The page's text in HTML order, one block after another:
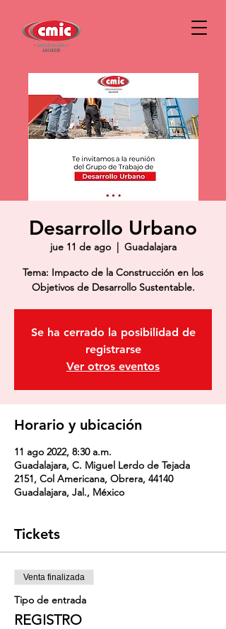
Desarrollo Urbano
jue 11 de ago
  |
Guadalajara
Tema: Impacto de la Construcción en los
Objetivos de Desarrollo Sustentable.
Se ha cerrado la posibilidad de
registrarse
Ver otros eventos
Horario y ubicación
11 ago 2022, 8:30 a.m.
Guadalajara, C. Miguel Lerdo de Tejada
2151, Col Americana, Obrera, 44140
Guadalajara, Jal., México
Tickets
Venta finalizada
Tipo de entrada
REGISTRO